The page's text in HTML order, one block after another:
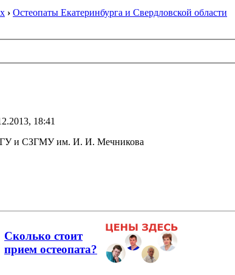
› Остеопаты Екатеринбурга и Свердловской области
18:41
и СЗГМУ им. И. И. Мечникова
Сколько стоит
прием остеопата?